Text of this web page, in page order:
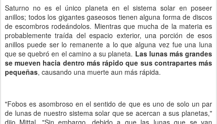
Saturno no es el único planeta en el sistema solar en poseer
anillos; todos los gigantes gaseosos tienen alguna forma de discos
de escombros rodeándolos. Mientras que mucha de la materia es
probablemente traída del espacio exterior, una porción de esos
anillos puede ser lo remanente a lo que alguna vez fue una luna
que se quebró en el camino a su planeta. Las lunas más grandes
se mueven hacia dentro más rápido que sus contrapartes más
pequeñas, causando una muerte aun más rápida.
"Fobos es asombroso en el sentido de que es uno de solo un par
de lunas de nuestro sistema solar que se acercan a sus planetas,"
dijo Mittal. "Sin embargo, debido a que las lunas que se van